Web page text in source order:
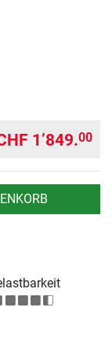
1’849.00